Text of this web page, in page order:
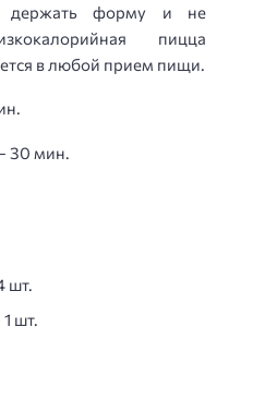
держать форму и не
пицца
в любой прием пищи.
30 мин.
шт.
шт.